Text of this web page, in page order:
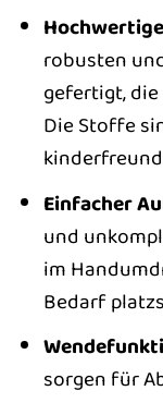
robusten
gefertigt,
Die Stoffe
Einfacher
und
im
Bedarf
sorgen für